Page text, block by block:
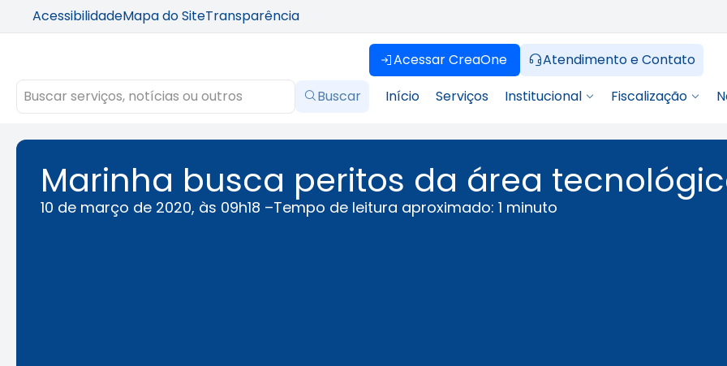
AcessibilidadeMapa do SiteTransparência
Acessar CreaOne
Atendimento e Contato
Buscar
Início Serviços Institucional Fiscalização
Marinha busca peritos da área
10 de março de 2020, às 09h18 –Tempo de leitura aproximado: 1 minuto